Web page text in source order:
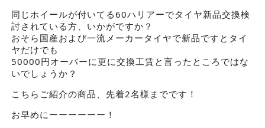
同じホイールが付いてる60ハリアーでタイヤ新品交換検
討されている方、いかがですか？
おそら国産および一流メーカータイヤで新品ですとタイ
ヤだけでも
50000円オーバーに更に交換工賃と言ったところではな
いでしょうか？
こちらご紹介の商品、先着2名様までです！
お早めにーーーーーー！